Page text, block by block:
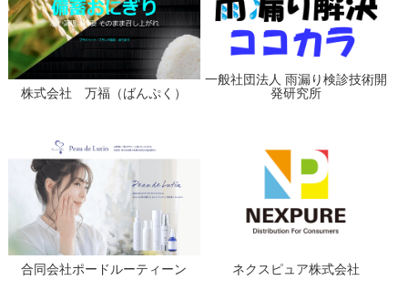
株式会社 万福（ばんぷく）
一般社団法人 雨漏り検診技術開
発研究所
合同会社ポードルーティーン ネクスピュア株式会社